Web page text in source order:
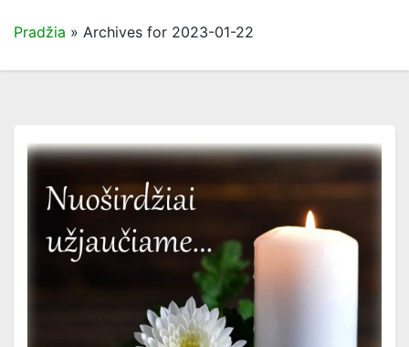
Pradžia » Archives for 2023-01-22